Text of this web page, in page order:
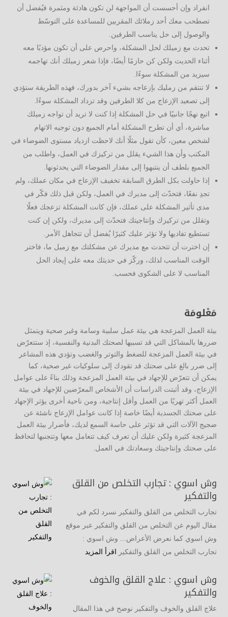
انفراد وإن أحسست أن المواجهة لن تكون هادئة ومثمرة فيُفضل أن
تصطحب معك أحد زملائك المقربين للمساعدة على التوسّط
والوصول إلى حل يناسب الطرفين.
تحدث مع زميلك لحل المشكلة، واحرص على أن تكون مؤدبًا معه
أثناء الحديث ولكن كن حازمًا أيضًا، فإذا شعر زميلك أنك تهاجمه
سيزيد من المشكلة سوءًا.
لا تنتقم من زمليك بإزعاجه بشيء آخر بدورك، فهذه الطريقة ستؤدي
إلى تصعيد الإزعاج من كلا الطرفين وقد تزداد المشكلة سوءًا.
اتبع نهجًا جانبيًا في حل المشكلة إذا كنت لا تريد أن تواجه زميلك
مباشرة، أي أن تطرح المشكلة أمام الجميع دون توجيه الاتهام
لشخص معين، كأن تقول مثلًا أنك لاحظت ازدياد مستوى الضوضاء في
المكتب وأن هذا الشيء يقلل من تركيزك في العمل، واطلب من
الجميع بلطف أن ينتبهوا إلى مقدار الضوضاء التي يحدثونها.
إذا حاولت بكل الطرق السابقة تخفيف الإزعاج في مكان عملك، ولم
تجدِ نفعًا، فتحدّث إلى مديرك في العمل، ولكن قبل ذلك فكّر في
مدى تأثير المشكلة على عملك، فإن كانت المشكلة تزعجك فعلًا
وتقلل من تركيزك وإنتاجيتك فتحدّث إلى مديرك، ولكن إن كنت
تستطيع تفاديها ولا تؤثر عليك كثيرًا يُفضل أن تتجاهل الأمر.
إن اخترت أن تتحدث مع مديرك عن مشكلتك مع زميل ما، فاختر
الوقت المناسب لذلك، وركّز في حديثك معه على إيجاد الحل
المناسب لا على الشكوى فحسب.
مَعْلومَة
بيئة العمل المزعجة هي بيئة عمل سلبية وسامة وغير صحية ويتمثل
ضررها بالمشاكل التي قد تسببها لصحتك البدنية والنفسية، إذ ستتعرّض
في بيئة العمل المزعجة للضغط والتوتر والغضب وتؤدي هذه المشاعر
إلى ضرر بالغ على صحتك قد تقودك إلى سلوكيات غير صحية، كما
يمكن أن تتعرّض للإجهاد في بيئة العمل المزعجة وذلك بناءً على عوامل
الإزعاج، وقد أثبتت الدراسات أن الأشخاص المعرّضين للإجهاد في بيئة
العمل أكثر تهربًا من العمل وأقل إنتاجية، ومن ناحية أخرى يؤثر الإجهاد
على صحتك الجسدية أيضًا خاصة إذا كانت عوامل الإزعاج ناشئة عن
ضجيج الآلات التي قد تؤثر على حاسة السمع لديك، فأضرار بيئة العمل
المزعجة كثيرة ولكن عليك أن تعرف كيف تتعامل معها وتتجنبها لتحافظ
على صحتك وإنتاجيتك وسعادتك في العمل.
وش اسوي : تجارب التخلص من القلق
والتفكير
تجارب التخلص من القلق والتفكير نسرد لكم في
مقال اليوم عن التخلص من القلق والتفكير عبر موقع
وش اسوي كما نعرض الأعراض... وش اسوي :
تجارب التخلص من القلق والتفكير اقرأ المزيد
وش اسوي : علاج القلق والخوف
والتفكير
علاج القلق والخوف والتفكير نوضح في هذا المقال